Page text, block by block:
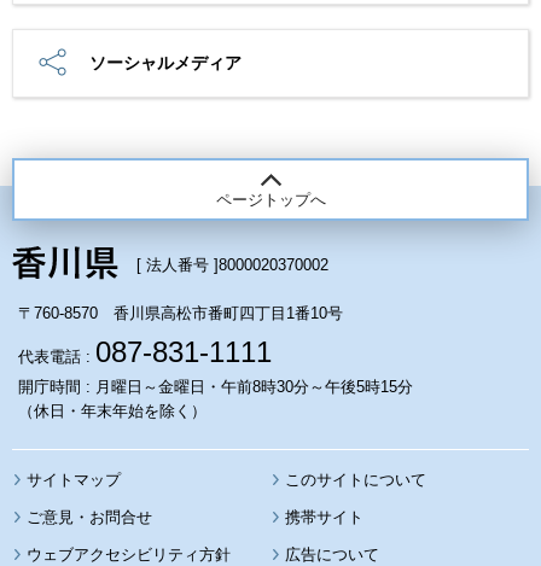
ソーシャルメディア
ページトップへ
[ 法人番号 ]8000020370002
〒760-8570 香川県高松市番町四丁目1番10号
代表電話 : 087-831-1111
開庁時間 : 月曜日～金曜日・午前8時30分～午後5時15分
（休日・年末年始を除く）
サイトマップ このサイトについて
携帯サイト
ウェブアクセシビリティ方針 広告について